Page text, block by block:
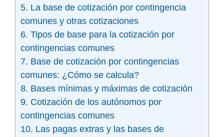
5. La base de cotización por contingencia
comunes y otras cotizaciones
6. Tipos de base para la cotización por
contingencias comunes
7. Base de cotización por contingencias
comunes: ¿Cómo se calcula?
8. Bases mínimas y máximas de cotización
9. Cotización de los autónomos por
contingencias comunes
10. Las pagas extras y las bases de